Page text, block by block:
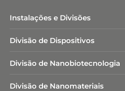
Instalações e Divisões
Divisão de Dispositivos
Divisão de Nanobiotecnologia​
Divisão de Nanomateriais